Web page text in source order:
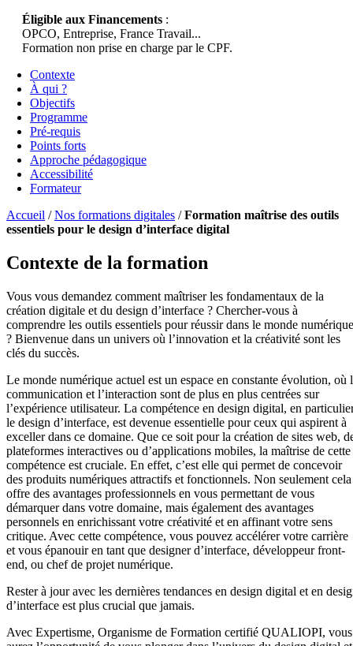
Éligible aux Financements :
OPCO, Entreprise, France Travail...
Formation non prise en charge par le CPF.
Contexte
À qui ?
Objectifs
Programme
Pré-requis
Points forts
Approche pédagogique
Accessibilité
Formateur
Accueil /Nos formations digitales /Formation maîtrise des outils
essentiels pour le design d’interface digital
Contexte de la formation
Vous vous demandez comment maîtriser les fondamentaux de la
création digitale et du design d’interface ? Chercher-vous à
comprendre les outils essentiels pour réussir dans le monde numérique
? Bienvenue dans un univers où l’innovation et la créativité sont les
clés du succès.
Le monde numérique actuel est un espace en constante évolution, où
communication et l’interaction sont de plus en plus centrées sur
l’expérience utilisateur. La compétence en design digital, en
le design d’interface, est devenue essentielle pour ceux qui aspirent à
exceller dans ce domaine. Que ce soit pour la création de sites web,
plateformes interactives ou d’applications mobiles, la maîtrise de cette
compétence est cruciale. En effet, c’est elle qui permet de concevoir
des produits numériques attractifs et fonctionnels. Non seulement cela
offre des avantages professionnels en vous permettant de vous
démarquer dans votre domaine, mais également des avantages
personnels en enrichissant votre créativité et en affinant votre sens
critique. Avec cette compétence, vous pouvez accélérer votre carrière
et vous épanouir en tant que designer d’interface, développeur front-
end, ou chef de projet numérique.
Rester à jour avec les dernières tendances en design digital et en
d’interface est plus crucial que jamais.
Avec Expertisme, Organisme de Formation certifié QUALIOPI, vous